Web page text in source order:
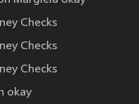
Checks
Checks
Checks
okay